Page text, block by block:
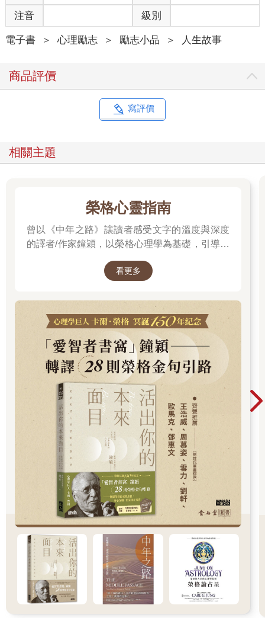
自艾，從明尼蘇達州到紐約，再到俄勒岡州，橫跨整個美國西
部，直到最後，一九九五年夏天，我赤著腳，發現：我以為自己
在這個世界上毫無羈絆，事實上深陷其中，注定與它命運交纏。
為女人，而且是那種我知道我可以勝任的女人；同時也能讓我變
回小女孩的世界，一個量起來有兩英尺寬（約○．六公尺）、兩千
六百六十三英里長（約四二八六公里）的世界。
這個世界有個名字──「太平洋屋脊步道」（Pacific Crest Trail,
（Minneapolis），整天抑鬱又絕望，與一個我依然深愛的男人處
平洋屋脊步道，一條連綿的荒野步道，從加州的墨西哥邊境，沿
Jacinto］、聖伯納迪諾山［San Bernardino］、聖蓋博山［San
Gabriel］、列夫雷山［Li ebre］、德哈查比山［Tehachapi］、內
華達山脈［Sierra Nevada］、克拉馬斯山［Klamath］、喀斯喀
特山脈［Cascades］）的山脊，一直延伸至加拿大邊境。這條路
的長度超過兩倍。太平洋屋脊步道橫貫加州、俄勒岡州、華盛頓
州的全長，途經國家公園、荒野地區，也穿過聯邦、部落和私人
土地；還跨過沙漠、山脈、雨林，穿越河流與公路。我把書翻回
封面，凝視著封面上那座被岩石峭壁包圍，滿是礫石的湖泊，以
及背景的蔚藍天空。我得獨自面對的課題。
低頭看著傷痕累累的光腳，以及那少數還剩下的腳趾甲。我的腳
看起來非常蒼白，一直到腳踝上方幾吋那一條不同膚色的交界
線，剛好位在平時穿的羊毛襪上緣。在那上方，我的小腿多毛、
肌肉飽滿、被陽光曬得金黃，布滿泥土灰塵和繁如星斗的淤青與
刮傷。我從莫哈維沙漠（Mojave Desert）出發，在到達俄勒岡州
與華盛頓州邊界，伸手碰觸到橫跨哥倫比亞河（Columbia
River）的那座橋之前，絕不放棄。那座橋有個宏偉霸氣的名字，
叫做「眾神之橋」（The Bridge of the Gods）。
眺望北方，朝著那座橋所在的方向看去，它浮現在我的腦海，像
是一座為我指路的燈塔。回頭望向南方，那是我曾走過的地方，
教育了我、磨練了我的荒野大地。考慮著所有的可行選項，我很
清楚，只有一個選擇，永遠只有一個選擇。
繼續走下去。
注音 級別
電子書 ＞ 心理勵志 ＞ 勵志小品 ＞ 人生故事
商品評價
寫評價
相關主題
榮格心靈指南
曾以《中年之路》讓讀者感受文字的溫度與深度
的譯者/作家鐘穎，以榮格心理學為基礎，引導你
間，你是否忘了真正的自己？文字溫柔卻不逃避
的自己……想知道如何開始這段心靈旅程嗎？
看更多